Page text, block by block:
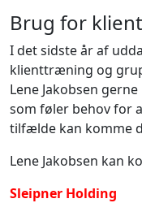
Brug for
I det sidste år af
klienttræning og
Lene Jakobsen
som føler behov for
tilfælde kan komme
Lene Jakobsen kan
Sleipner Holding